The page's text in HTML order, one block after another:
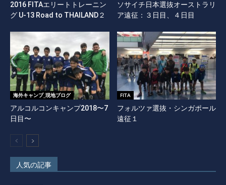
2016 FITAエリートトレーニン
グ U-13 Road to THAILAND２
ソサイチ日本選抜オーストラリ
ア遠征：３日目、４日目
海外キャンプ_現地ブログ
アルコルコンキャンプ2018〜7
日目〜
FITA
フォルツァ選抜・シンガポール
遠征１
人気の記事